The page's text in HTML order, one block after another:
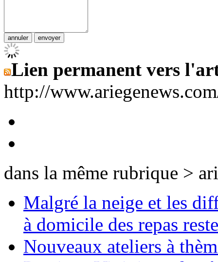
Lien permanent vers
http://
dans la même rubrique >
Malgré la neige et les
à domicile des repas
Nouveaux ateliers à